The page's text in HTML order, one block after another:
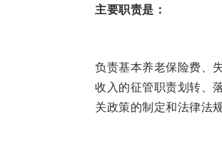
主要职责是：
负责基本养老保险费、
收入的征管职责划转、
关政策的制定和法律法规